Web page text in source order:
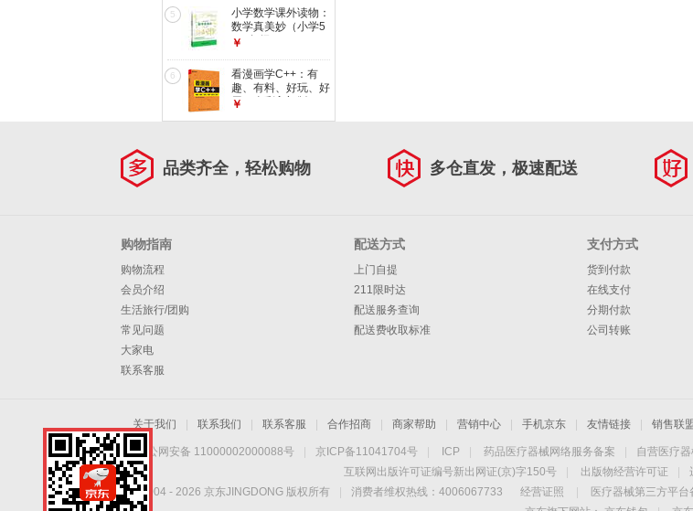
5
小学数学课外读物：
数学真美妙（小学5
～6年级）
￥
6
看漫画学C++：有
趣、有料、好玩、好
用（全彩入门版）
￥
品类齐全，轻松购物 多仓直发，极速配送
购物指南
购物流程
会员介绍
生活旅行/团购
常见问题
大家电
联系客服
配送方式
上门自提
211限时达
配送服务查询
配送费收取标准
支付方式
货到付款
在线支付
分期付款
公司转账
关于我们 联系我们 联系客服 合作招商 商家帮助 营销中心 手机京东 友情链接 销售联
京公网安备 11000002000088号 京ICP备11041704号 ICP 药品医疗器械网络服务备案 自营医疗
互联网出版许可证编号新出网证(京)字150号
出版物经营许可证
Copyright © 2004 - 2026 京东JINGDONG 版权所有 消费者维权热线：4006067733 经营证照 医疗器械第三方平